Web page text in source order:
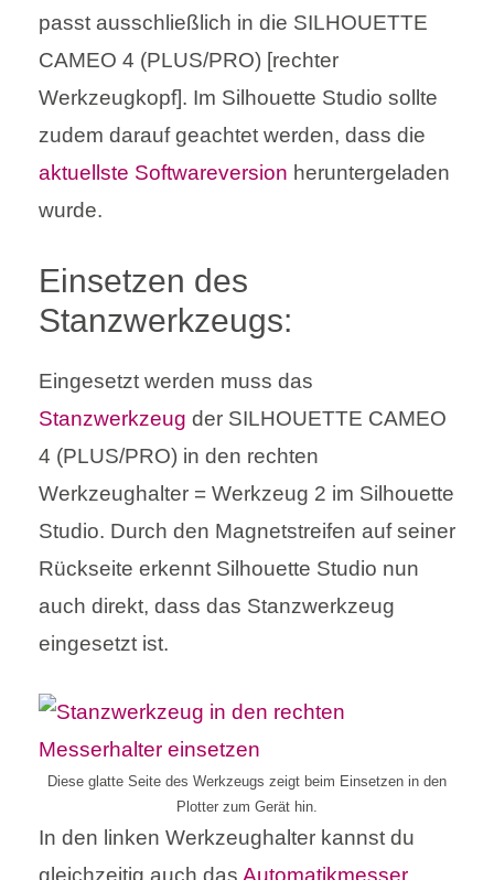
passt ausschließlich in die SILHOUETTE
CAMEO 4 (PLUS/PRO) [rechter
Werkzeugkopf]. Im Silhouette Studio sollte
zudem darauf geachtet werden, dass die
aktuellste Softwareversion heruntergeladen
wurde.
Einsetzen des
Stanzwerkzeugs:
Eingesetzt werden muss das
Stanzwerkzeug der SILHOUETTE CAMEO
4 (PLUS/PRO) in den rechten
Werkzeughalter = Werkzeug 2 im Silhouette
Studio. Durch den Magnetstreifen auf seiner
Rückseite erkennt Silhouette Studio nun
auch direkt, dass das Stanzwerkzeug
eingesetzt ist.
Diese glatte Seite des Werkzeugs zeigt beim Einsetzen in den
Plotter zum Gerät hin.
In den linken Werkzeughalter kannst du